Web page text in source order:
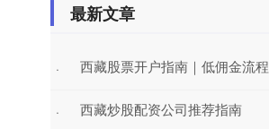
最新文章
· 西藏股票开户指南｜低佣金流程
· 西藏炒股配资公司推荐指南